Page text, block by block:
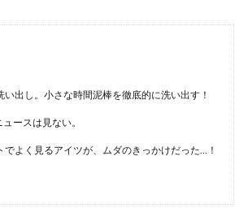
い出し。小さな時間泥棒を徹底的に洗い出す！
ースは見ない。
でよく見るアイツが、ムダのきっかけだった…！